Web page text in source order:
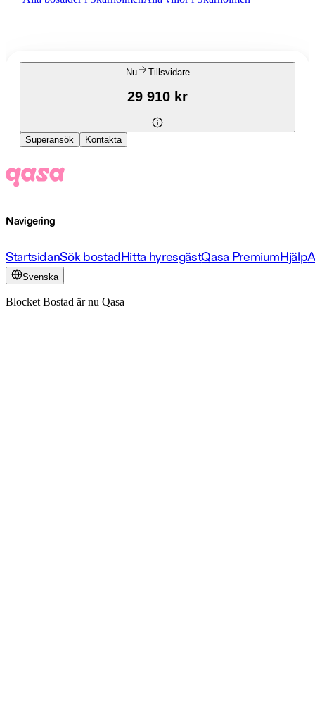
Nu Tillsvidare
29 910 kr
Superansök Kontakta
Navigering
StartsidanSök bostadHitta hyresgästQasa PremiumHjälp
Svenska
Blocket Bostad är nu Qasa